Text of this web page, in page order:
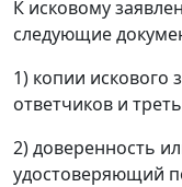
К исковому
следующие
1) копии искового
ответчиков и
2) доверенность
удостоверяющий